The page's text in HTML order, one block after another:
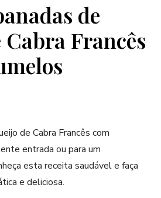
de
Francês
de Cabra Francês com
entrada ou para um
esta receita saudável e faça
e deliciosa.